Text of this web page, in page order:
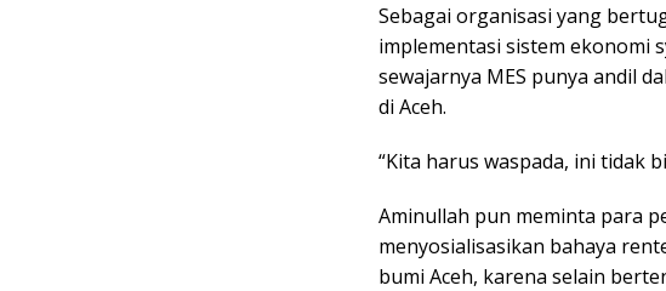
Sebagai organisasi yang
implementasi sistem ekonomi
sewajarnya MES punya andil
di Aceh.
“Kita harus waspada, ini tidak
Aminullah pun meminta para
menyosialisasikan bahaya
bumi Aceh, karena selain